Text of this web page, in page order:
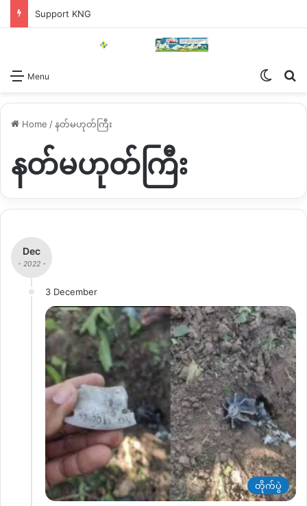
Support KNG
Menu
Home /နတ်မဟုတ်ကြီး
နတ်မဟုတ်ကြီး
Dec
- 2022 -
3 December
တိုက်ပွဲ